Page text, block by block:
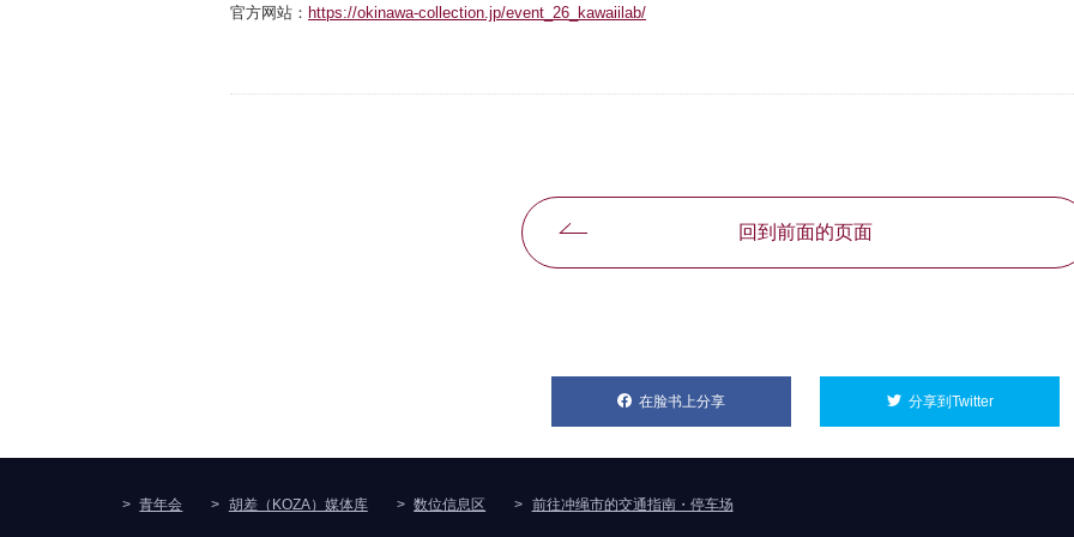
官方网站： https://okinawa-collection.jp/event_26_kawaiilab/
回到前面的页面
在脸书上分享 分享到Twitter別ウィンド
青年会 胡差（KOZA）媒体库 数位信息区 前往冲绳市的交通指南・停车场